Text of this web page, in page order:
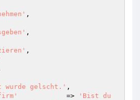
,
,
,
wurde gelscht.' ,
            =>
'Bist du